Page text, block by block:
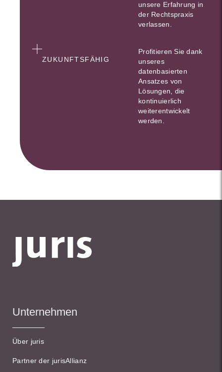
unsere Erfahrung in
der Rechtspraxis
verlassen.
ZUKUNFTSFÄHIG
Profitieren Sie dank
unseres
datenbasierten
Ansatzes von
Lösungen, die
kontinuierlich
weiterentwickelt
werden.
Unternehmen
Über juris
Partner der jurisAllianz